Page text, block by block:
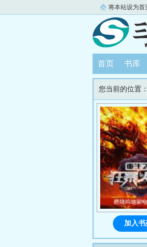
将本站设为首
首页 书库
您当前的位置：
加入书